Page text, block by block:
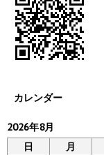
カレンダー
2026年8月
日
月